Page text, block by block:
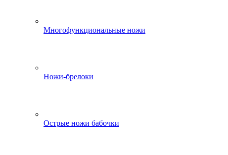
Многофункциональные ножи
Ножи-брелоки
Острые ножи бабочки